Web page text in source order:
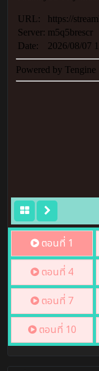
ตอนที่ 1
ตอนที่ 4
ตอนที่ 7
ตอนที่ 10